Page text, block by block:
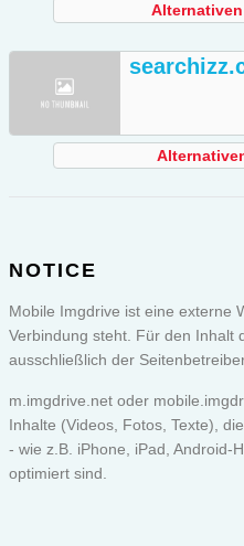
NOTICE
Mobile Imgdrive ist eine externe
Verbindung steht. Für den Inhalt
ausschließlich der
m.imgdrive.net oder
Inhalte (Videos, Fotos, Texte),
- wie z.B. iPhone, iPad, Android-
optimiert sind.